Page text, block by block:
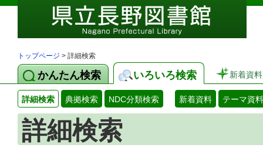
トップページ > 詳細検索
かんたん検索 いろいろ検索 新着資料
詳細検索 典拠検索 NDC分類検索 新着資料 テーマ資料
詳細検索